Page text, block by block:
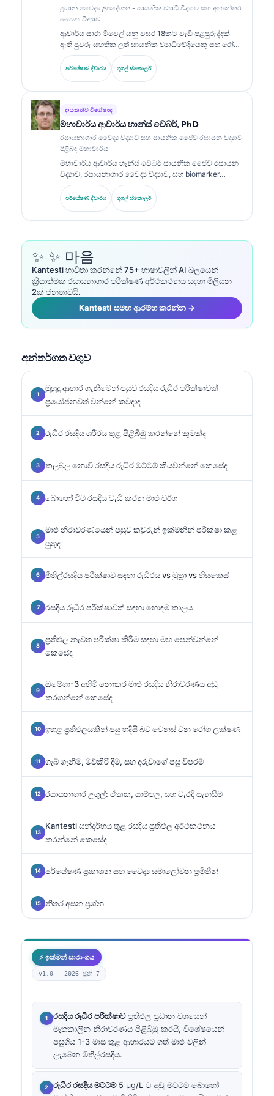
පුළුල් ලෙස ප්‍රකාශන කර ඇත.
ප්‍රධාන වෛද්‍ය උපදේශක - සායනික ව්‍යාධි විද්‍යාව සහ අභ්‍යන්තර
වෛද්‍ය විද්‍යාව
ආචාර්ය සාරා මිචෙල් යනු වසර 18කට වැඩි පළපුරුද්දක්
ඇති පුවරු සහතික ලත් සායනික ව්‍යාධිවේදියෙකු සහ රෝග
විනිශ්චය විශ්ලේෂණ විශේෂඥවරියකි. ඇය සායනික
රසායන විද්‍යාව පිළිබඳ විශේෂ සහතික දරන අතර, සායනික
භාවිතයේදී biomarker පැනල් සහ රසායනාගාර විශ්ලේෂණ
පර්යේෂණ ද්වාරය ගූගල් ස්කොලර්
දායකත්ව විශේෂඥ
මහාචාර්ය ආචාර්ය හාන්ස් වෙබර්, PhD
රසායනාගාර වෛද්‍ය විද්‍යාව සහ සායනික ජෛව රසායන විද්‍යාව
පිළිබඳ මහාචාර්ය
මහාචාර්ය ආචාර්ය හෑන්ස් වෙබර් සායනික ජෛව රසායන
විද්‍යාව, රසායනාගාර වෛද්‍ය විද්‍යාව, සහ biomarker
පර්යේෂණය යන ක්ෂේත්‍රවල වසර 30+ක විශේෂඥතාවක්
ගෙන එයි. ජර්මන් සායනික රසායන විද්‍යා සංගමයේ හිටපු
සභාපතිවරයෙකු ලෙස, ඔහු රෝග විනිශ්චය පැනල්
පර්යේෂණ ද්වාරය ගූගල් ස්කොලර්
✨ ✨ 마음
Kantesti භාවිතා කරන්නේ 75+ භාෂාවලින් AI බලයෙන්
ක්‍රියාත්මක රසායනාගාර පරීක්ෂණ අර්ථකථනය සඳහා මිලියන
2ක් ජනතාවයි.
Kantesti සමඟ ආරම්භ කරන්න →
අන්තර්ගත වගුව
මුහුදු ආහාර ගැනීමෙන් පසුව රසදිය රුධිර පරීක්ෂාවක්
ප්‍රයෝජනවත් වන්නේ කවදාද
රුධිර රසදිය ශරීරය තුළ පිළිබිඹු කරන්නේ කුමක්ද
කලබල නොවී රසදිය රුධිර මට්ටම් කියවන්නේ කෙසේද
බොහෝ විට රසදිය වැඩි කරන මාළු වර්ග
මාළු නිරාවරණයෙන් පසුව කවුරුන් ඉක්මනින් පරීක්ෂා කළ
යුතුද
මීතිල්රසදිය පරීක්ෂාව සඳහා රුධිරය vs මුත්‍රා vs හිසකෙස්
රසදිය රුධිර පරීක්ෂාවක් සඳහා හොඳම කාලය
ප්‍රතිඵල නැවත පරීක්ෂා කිරීම සඳහා මඟ පෙන්වන්නේ
කෙසේද
ඔමේගා-3 අහිමි නොකර මාළු රසදිය නිරාවරණය අඩු
කරගන්නේ කෙසේද
ඉහළ ප්‍රතිඵලයකින් පසු හදිසි බව වෙනස් වන රෝග ලක්ෂණ
ගැබ් ගැනීම, මව්කිරි දීම, සහ දරුවාගේ පසු විපරම්
රසායනාගාර උගුල්: ඒකක, සාම්පල, සහ වැරදි සැනසීම
Kantesti සන්දර්භය තුළ රසදිය ප්‍රතිඵල අර්ථකථනය
කරන්නේ කෙසේද
පර්යේෂණ ප්‍රකාශන සහ වෛද්‍ය සමාලෝචන ප්‍රමිතීන්
නිතර අසන ප්‍රශ්න
⚡ ඉක්මන් සාරාංශය
v1.0 — 2026 ජූනි 7
රසදිය රුධිර පරීක්ෂාවප්‍රතිඵල ප්‍රධාන වශයෙන්
මෑතකාලීන නිරාවරණය පිළිබිඹු කරයි, විශේෂයෙන්
පසුගිය 1-3 මාස තුළ ආහාරයට ගත් මාළු වලින්
ලැබෙන මීතිල්රසදිය.
රුධිර රසදිය මට්ටම්5 µg/L ට අඩු මට්ටම් බොහෝ